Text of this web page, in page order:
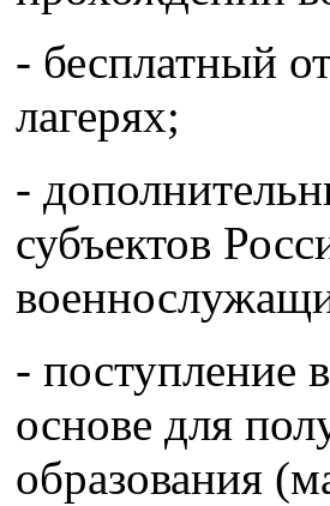
- бесплатный
лагерях;
-
субъектов
- поступление
основе для
образования